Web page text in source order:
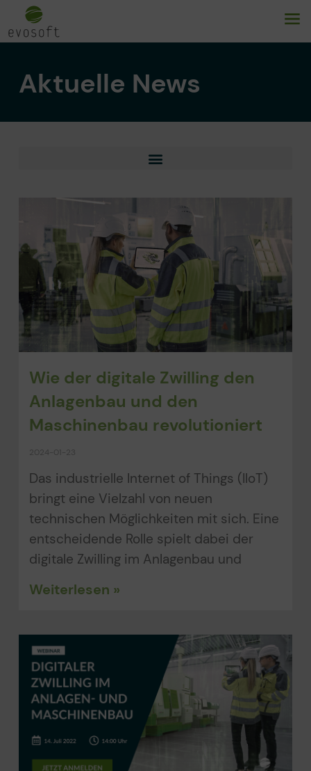
Aktuelle News
Wie der digitale Zwilling den
Anlagenbau und den
Maschinenbau revolutioniert
2024-01-23
Das industrielle Internet of Things (IIoT)
bringt eine Vielzahl von neuen
technischen Möglichkeiten mit sich. Eine
entscheidende Rolle spielt dabei der
digitale Zwilling im Anlagenbau und
Weiterlesen »